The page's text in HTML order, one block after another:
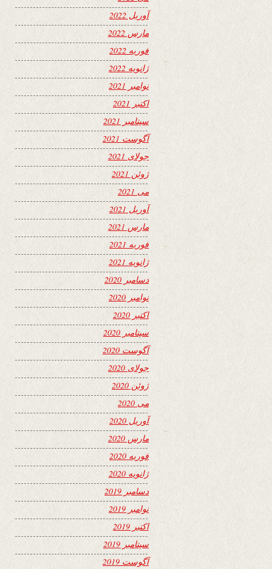
آوریل 2022
مارس 2022
فوریه 2022
ژانویه 2022
نوامبر 2021
اکتبر 2021
سپتامبر 2021
آگوست 2021
جولای 2021
ژوئن 2021
می 2021
آوریل 2021
مارس 2021
فوریه 2021
ژانویه 2021
دسامبر 2020
نوامبر 2020
اکتبر 2020
سپتامبر 2020
آگوست 2020
جولای 2020
ژوئن 2020
می 2020
آوریل 2020
مارس 2020
فوریه 2020
ژانویه 2020
دسامبر 2019
نوامبر 2019
اکتبر 2019
سپتامبر 2019
آگوست 2019